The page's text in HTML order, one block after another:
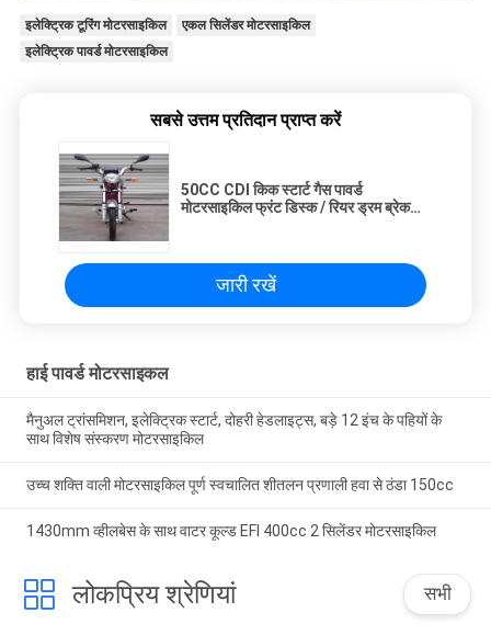
इलेक्ट्रिक टूरिंग मोटरसाइकिल
एकल सिलेंडर मोटरसाइकिल
इलेक्ट्रिक पावर्ड मोटरसाइकिल
सबसे उत्तम प्रतिदान प्राप्त करें
50CC CDI किक स्टार्ट गैस पावर्ड
मोटरसाइकिल फ्रंट डिस्क / रियर ड्रम ब्रेक
जारी रखें
हाई पावर्ड मोटरसाइकल
मैनुअल ट्रांसमिशन, इलेक्ट्रिक स्टार्ट, दोहरी हेडलाइट्स, बड़े 12 इंच के पहियों के
साथ विशेष संस्करण मोटरसाइकिल
उच्च शक्ति वाली मोटरसाइकिल पूर्ण स्वचालित शीतलन प्रणाली हवा से ठंडा 150cc
1430mm व्हीलबेस के साथ वाटर कूल्ड EFI 400cc 2 सिलेंडर मोटरसाइकिल
लोकप्रिय श्रेणियां सभी